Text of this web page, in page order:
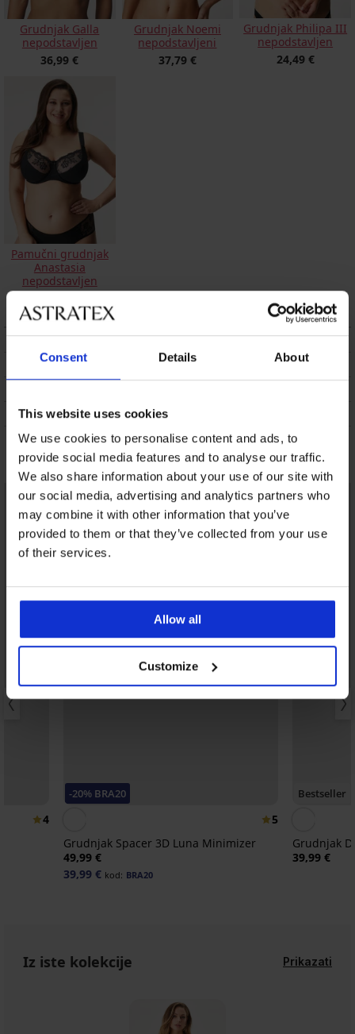
Consent Details About
This website uses cookies
We use cookies to personalise content and ads, to
provide social media features and to analyse our traffic.
We also share information about your use of our site with
our social media, advertising and analytics partners who
may combine it with other information that you’ve
provided to them or that they’ve collected from your use
of their services.
Allow all
Customize
Grudnjak Galla
nepodstavljen
36,99 €
Grudnjak Noemi
nepodstavljeni
37,79 €
Grudnjak Philipa III
nepodstavljen
24,49 €
Pamučni grudnjak
Anastasia
nepodstavljen
OPIS
DOSTAVA I PLAĆANJE
ODRŽAVANJE I PRANJE
Možda će vam se svidjeti
4
-20% BRA20
5
Grudnjak Spacer 3D Luna Minimizer
49,99 €
39,99 € kod: BRA20
Bestseller
Grudnjak
39,99 €
Iz iste kolekcije Prikazati